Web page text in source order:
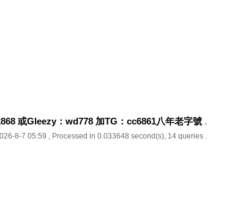
或Gleezy：wd778 加TG：cc6861八年老字號 .
8-7 05:59 , Processed in 0.033648 second(s), 14 queries .